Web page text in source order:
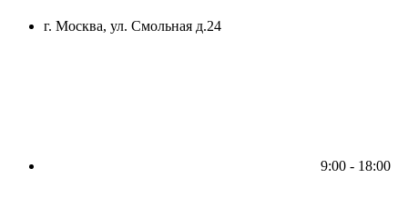
г. Москва, ул. Смольная д.24
9:00 - 18:00